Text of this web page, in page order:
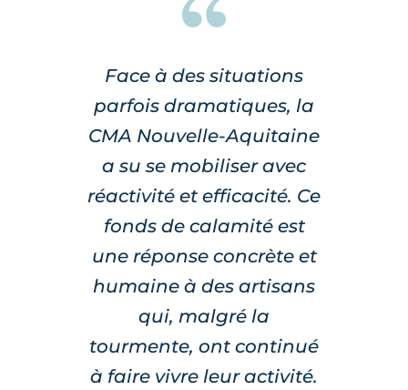
Face à des situations
parfois dramatiques, la
CMA Nouvelle-Aquitaine
a su se mobiliser avec
réactivité et efficacité. Ce
fonds de calamité est
une réponse concrète et
humaine à des artisans
qui, malgré la
tourmente, ont continué
à faire vivre leur activité.